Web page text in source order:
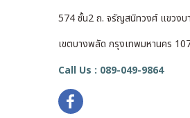
574 ชั้น2 ถ. จรัญสนิทวงศ์ แขวงบ
เขตบางพลัด กรุงเทพมหานคร
Call Us : 089-049-9864